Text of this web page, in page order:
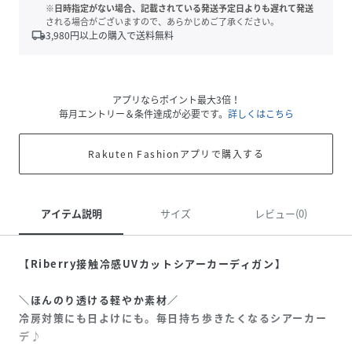
※日時指定がない場合、記載されている発送予定日よりも遅れて発送
される場合がございますので、あらかじめご了承ください。
local_shipping3,980円以上の購入で送料無料
アプリならポイント最大3倍！
毎月エントリー＆条件達成が必要です。 詳しくはこちら
Rakuten Fashionアプリで購入する
アイテム説明 サイズ レビュー(0)
【Riberry接触冷感UVカットシアーカーディガン】
＼ほんのり透ける軽やか素材／
冷房対策にも日よけにも。毎日持ち歩きたくなるシアーカー
デ♪